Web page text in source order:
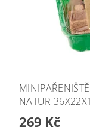
NATUR
269 Kč